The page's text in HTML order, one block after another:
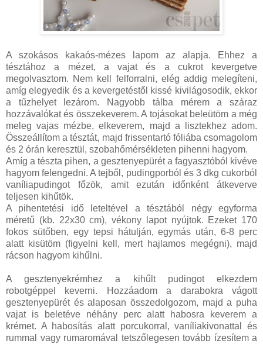
A szokásos kakaós-mézes lapom az alapja. Ehhez a
tésztához a mézet, a vajat és a cukrot kevergetve
megolvasztom. Nem kell felforralni, elég addig melegíteni,
amíg elegyedik és a kevergetéstől kissé kivilágosodik, ekkor
a tűzhelyet lezárom. Nagyobb tálba mérem a száraz
hozzávalókat és összekeverem. A tojásokat beleütöm a még
meleg vajas mézbe, elkeverem, majd a lisztekhez adom.
Összeállítom a tésztát, majd frissentartó fóliába csomagolom
és 2 órán keresztül, szobahőmérsékleten pihenni hagyom.
Amíg a tészta pihen, a gesztenyepürét a fagyasztóból kivéve
hagyom felengedni. A tejből, pudingporból és 3 dkg cukorból
vaníliapudingot főzök, amit ezután időnként átkeverve
teljesen kihűtök.
A pihentetési idő leteltével a tésztából négy egyforma
méretű (kb. 22x30 cm), vékony lapot nyújtok. Ezeket 170
fokos sütőben, egy tepsi hátulján, egymás után, 6-8 perc
alatt kisütöm (figyelni kell, mert hajlamos megégni), majd
rácson hagyom kihűlni.
A gesztenyekrémhez a kihűlt pudingot elkezdem
robotgéppel keverni. Hozzáadom a darabokra vágott
gesztenyepürét és alaposan összedolgozom, majd a puha
vajat is beletéve néhány perc alatt habosra keverem a
krémet. A habosítás alatt porcukorral, vaníliakivonattal és
rummal vagy rumaromával tetszőlegesen tovább ízesítem a